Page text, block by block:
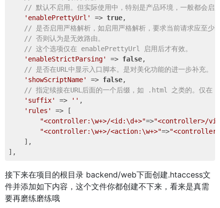
// 默认不启用。但实际使用中，特别是产品环境，一般都会
'enablePrettyUrl'
=> true,
// 是否启用严格解析，如启用严格解析，要求当前请求应
// 否则认为是无效路由。
// 这个选项仅在 enablePrettyUrl 启用后才有效。
'enableStrictParsing'
=> false,
// 是否在URL中显示入口脚本。是对美化功能的进一步补
'showScriptName'
=> false,
// 指定续接在URL后面的一个后缀，如 .html 之类的。
'suffix'
=> '' ,
'rules'
=> [
"<controller:\w+>/<id:\d+>"=>"<controller>/
"<controller:\w+>/<action:\w+>"=>
    ],
接下来在项目的根目录 backend/web下面创建.htaccess文
件并添加如下内容，这个文件你都创建不下来，看来是真需
要再磨练磨练哦